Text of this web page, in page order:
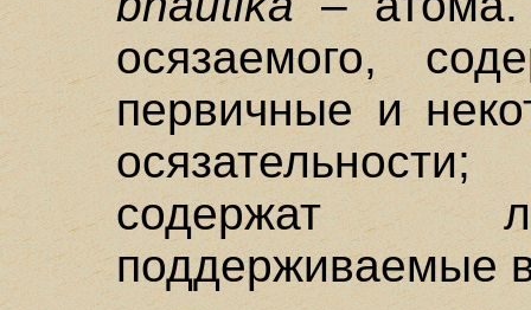
осязаемого,
первичные и
содержат
поддерживаемые